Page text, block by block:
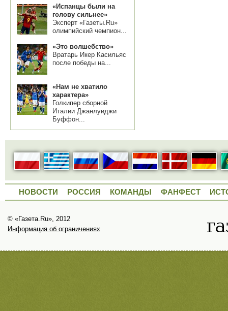
«Испанцы были на
голову сильнее»
Эксперт «Газеты.Ru»
олимпийский чемпион...
«Это волшебство»
Вратарь Икер Касильяс
после победы на...
«Нам не хватило
характера»
Голкипер сборной
Италии Джанлуиджи
Буффон...
НОВОСТИ РОССИЯ КОМАНДЫ ФАНФЕСТ
© «Газета.Ru», 2012
Информация об ограничениях